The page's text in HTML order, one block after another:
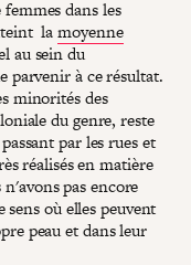
dans les
lamoyenne
au sein du
parvenir à ce résultat.
minorités des
du genre, reste
par les rues et
réalisés en matière
pas encore
où elles peuvent
peau et dans leur